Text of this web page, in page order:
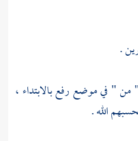
.
" في موضع رفع بالابتداء ،
الله .